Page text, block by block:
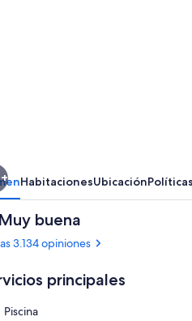
HabitacionesUbicaciónPolíticas
de 10
Muy buena
3.134 opiniones
principales
Piscina